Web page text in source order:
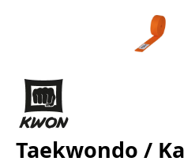
Taekwondo /